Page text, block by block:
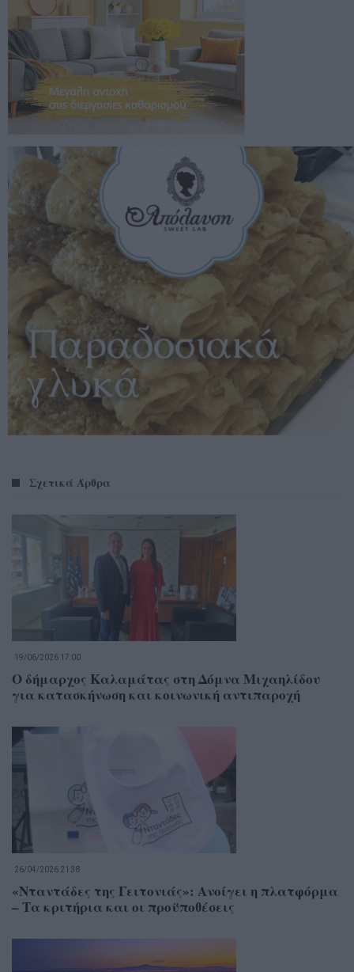
Σχετικά Άρθρα
19/06/2026 17:00
Ο δήμαρχος Καλαμάτας στη Δόμνα Μιχαηλίδου
για κατασκήνωση και κοινωνική αντιπαροχή
26/04/2026 21:38
«Νταντάδες της Γειτονιάς»: Ανοίγει η πλατφόρμα
– Τα κριτήρια και οι προϋποθέσεις